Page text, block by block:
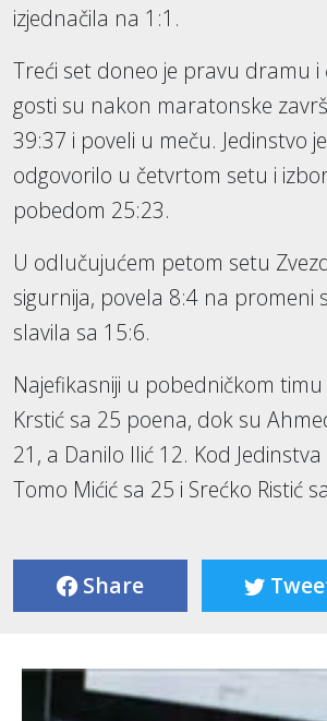
izjednačila na 1:1.
Treći set doneo je pravu dramu i
gosti su nakon maratonske
39:37 i poveli u meču. Jedinstvo
odgovorilo u četvrtom setu i
pobedom 25:23.
U odlučujućem petom setu
sigurnija, povela 8:4 na promeni
slavila sa 15:6.
Najefikasniji u pobedničkom
Krstić sa 25 poena, dok su
21, a Danilo Ilić 12. Kod
Tomo Mićić sa 25 i Srećko Ristić
Share